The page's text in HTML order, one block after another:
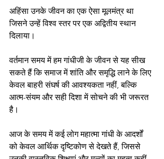
अहिंसा उनके जीवन का एक ऐसा मूलमंत्र था
जिसने उन्हें विश्व स्तर पर एक अद्वितीय स्थान
दिलाया।
वर्तमान समय में हम गांधीजी के जीवन से यह सीख
सकते हैं कि समाज में शांति और समृद्धि लाने के लिए
केवल बाहरी संघर्ष की आवश्यकता नहीं, बल्कि
आत्म-संयम और सही दिशा में सोचने की भी जरूरत
है।
आज के समय में कई लोग महात्मा गांधी के आदर्शों
को केवल आर्थिक दृष्टिकोण से देखते हैं, जिससे